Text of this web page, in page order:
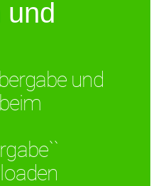
und
und